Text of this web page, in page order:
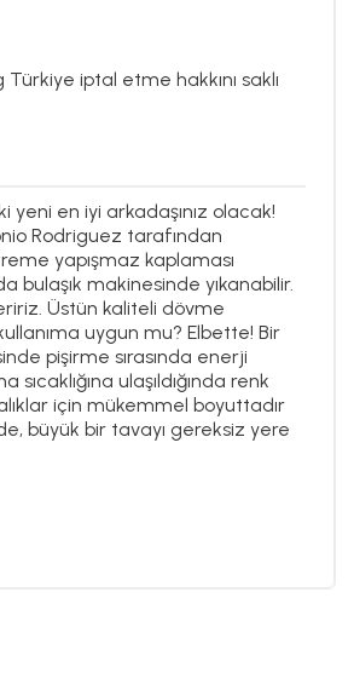
iptal etme hakkını saklı
en iyi arkadaşınız olacak!
Rodriguez tarafından
yapışmaz kaplaması
bulaşık makinesinde yıkanabilir.
Üstün kaliteli dövme
uygun mu? Elbette! Bir
pişirme sırasında enerji
ulaşıldığında renk
için mükemmel boyuttadır
büyük bir tavayı gereksiz yere